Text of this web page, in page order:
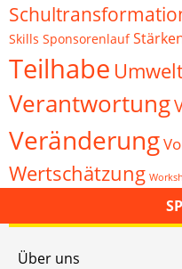
Skills Sponsorenlauf
Teilhabe
Verantwortung
Veränderung
Wertschätzung
Über uns